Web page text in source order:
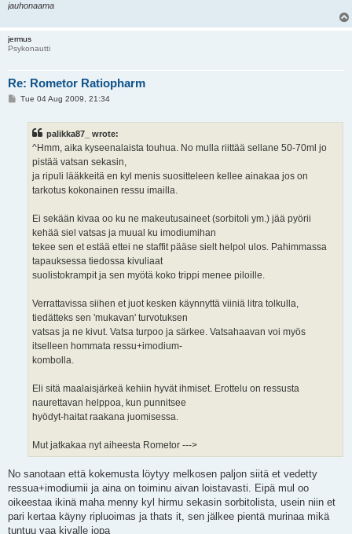
jauhonaama
jermus
Psykonautti
Re: Rometor Ratiopharm
PTue 04 Aug 2009, 21:34
palikka87_ wrote:
^Hmm, aika kyseenalaista touhua. No mulla riittää sellane 50-70ml jo
pistää vatsan sekasin,
ja ripuli lääkkeitä en kyl menis suositteleen kellee ainakaa jos on
tarkotus kokonainen ressu imailla.
Ei sekään kivaa oo ku ne makeutusaineet (sorbitoli ym.) jää pyörii
kehää siel vatsas ja muual ku imodiumihan
tekee sen et estää ettei ne staffit pääse sielt helpol ulos. Pahimmassa
tapauksessa tiedossa kivuliaat
suolistokrampit ja sen myötä koko trippi menee piloille.
Verrattavissa siihen et juot kesken käynnyttä viiniä litra tolkulla,
tiedätteks sen 'mukavan' turvotuksen
vatsas ja ne kivut. Vatsa turpoo ja särkee. Vatsahaavan voi myös
itselleen hommata ressu+imodium-
kombolla.
Eli sitä maalaisjärkeä kehiin hyvät ihmiset. Erottelu on ressusta
naurettavan helppoa, kun punnitsee
hyödyt-haitat raakana juomisessa.
Mut jatkakaa nyt aiheesta Rometor --->
No sanotaan että kokemusta löytyy melkosen paljon siitä et vedetty
ressua+imodiumii ja aina on toiminu aivan loistavasti. Eipä mul oo
oikeestaa ikinä maha menny kyl hirmu sekasin sorbitolista, usein niin et
pari kertaa käyny ripluoimas ja thats it, sen jälkee pientä murinaa mikä
tuntuu vaa kivalle jopa